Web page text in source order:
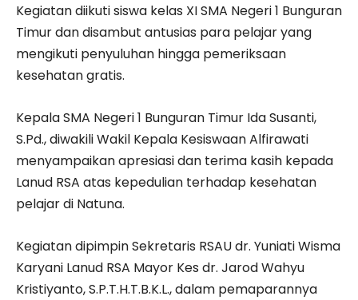
Kegiatan diikuti siswa kelas XI SMA Negeri 1 Bunguran
Timur dan disambut antusias para pelajar yang
mengikuti penyuluhan hingga pemeriksaan
kesehatan gratis.
Kepala SMA Negeri 1 Bunguran Timur Ida Susanti,
S.Pd., diwakili Wakil Kepala Kesiswaan Alfirawati
menyampaikan apresiasi dan terima kasih kepada
Lanud RSA atas kepedulian terhadap kesehatan
pelajar di Natuna.
Kegiatan dipimpin Sekretaris RSAU dr. Yuniati Wisma
Karyani Lanud RSA Mayor Kes dr. Jarod Wahyu
Kristiyanto, S.P.T.H.T.B.K.L., dalam pemaparannya